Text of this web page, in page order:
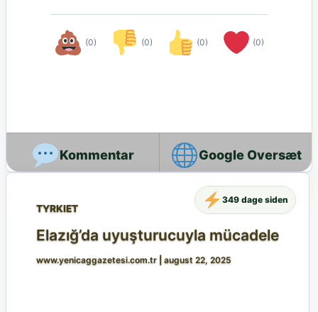
(0) (0) (0) (0)
Google Oversæt
TYRKIET
Elazığ’da uyuşturucuyla mücadele
www.yenicaggazetesi.com.tr august 22, 2025
349 dage siden